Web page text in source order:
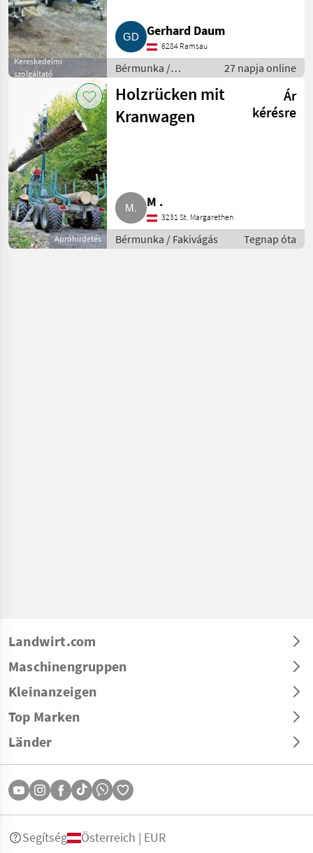
Kereskedelmi
szolgáltató
Gerhard Daum
6284 Ramsau
Bérmunka /
Gépkölcsönzés
27 napja online
Apróhirdetés
Holzrücken mit
Kranwagen
Ár
kérésre
M .
3231 St. Margarethen
Bérmunka / Fakivágás Tegnap óta
Landwirt.com
Maschinengruppen
Kleinanzeigen
Top Marken
Länder
Segítség Österreich | EUR